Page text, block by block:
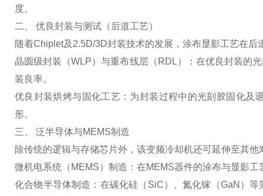
度。
二、 优良封装与测试（后道工艺）
随着Chiplet及2.5D/3D封装技术的发展，涂布显影工艺在
晶圆级封装（WLP）与重布线层（RDL）：在优良封装的
装良率。
优良封装烘烤与固化工艺：为封装过程中的光刻胶固化及
形。
三、 泛半导体与MEMS制造
除传统的逻辑与存储芯片外，该变频冷却机还可延伸至其
微机电系统（MEMS）制造：在MEMS器件的涂布与显影
化合物半导体制造：在碳化硅（SiC）、氮化镓（GaN）